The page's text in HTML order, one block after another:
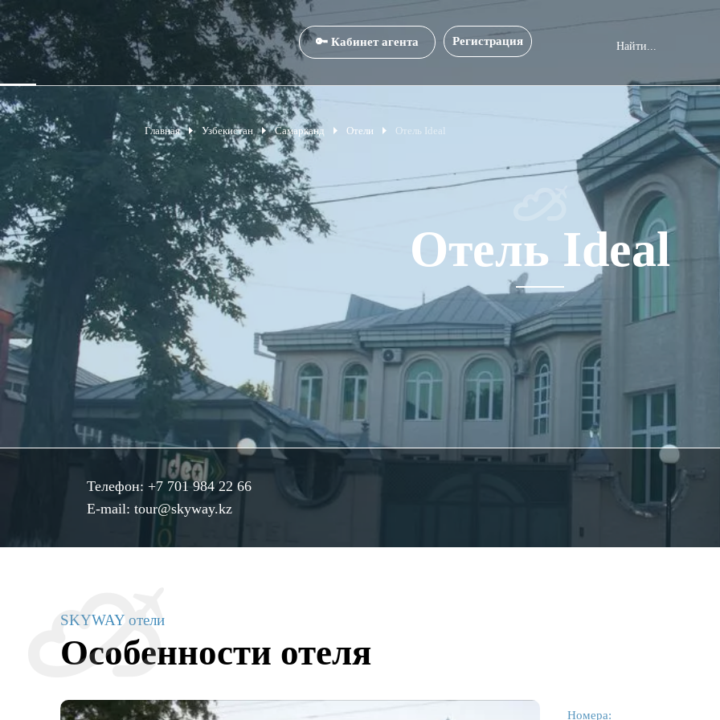
Регистрация
🔑 Кабинет агента
Главная Узбекистан Самарканд Отели Отель Ideal
Отель Ideal
Телефон: +7 701 984 22 66
E-mail: tour@skyway.kz
SKYWAY отели
Особенности отеля
Номера: